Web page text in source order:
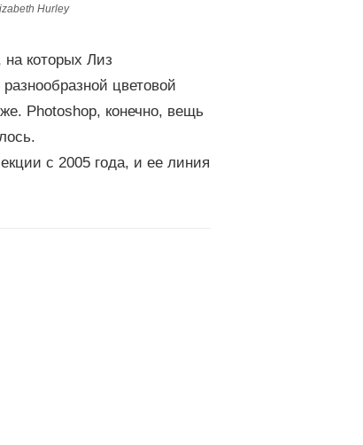
Hurley
которых Лиз
цветовой
Photoshop, конечно, вещь
с 2005 года, и ее линия